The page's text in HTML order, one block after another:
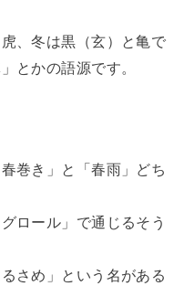
、冬は黒（玄）と亀で
とかの語源です。
巻き」と「春雨」どち
ロール」で通じるそう
さめ」という名がある